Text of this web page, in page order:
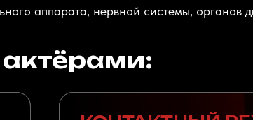
аппарата, нервной системы, органов